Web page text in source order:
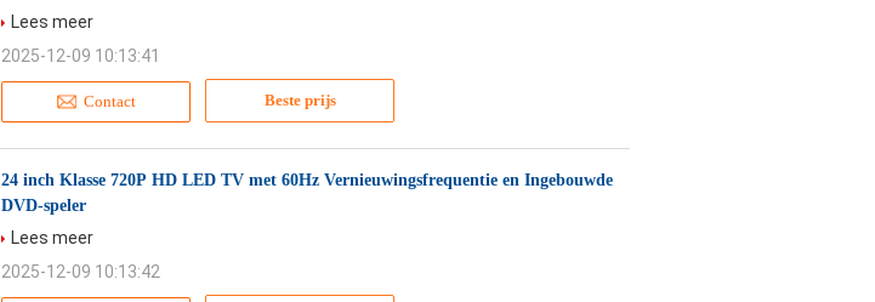
Contact Beste prijs
Lees meer
2025-12-09 10:13:41
24 inch Klasse 720P HD LED TV met 60Hz Vernieuwingsfrequentie en Ingebouwde
DVD-speler
Lees meer
2025-12-09 10:13:42